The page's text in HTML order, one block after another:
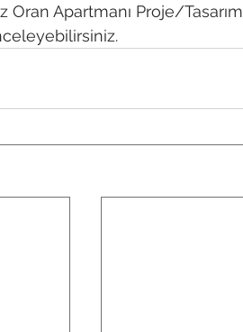
Oran Apartmanı Proje/Tasarım